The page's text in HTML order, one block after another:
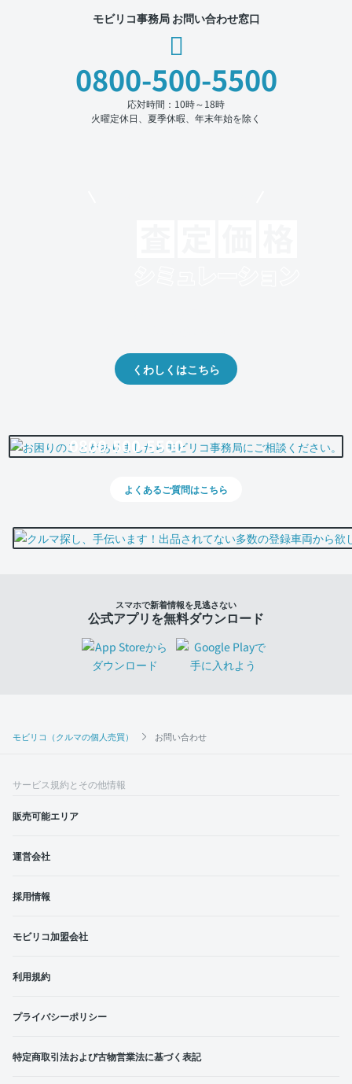
モビリコ（クルマの個人売買） お問い合わせ
モビリコ事務局 お問い合わせ窓口
0800-500-5500
応対時間：10時～18時
火曜定休日、夏季休暇、年末年始を除く
くわしくはこちら
0800-500-5500
よくあるご質問はこちら
スマホで新着情報を見逃さない
公式アプリを無料ダウンロード
サービス規約とその他情報
販売可能エリア
運営会社
採用情報
モビリコ加盟会社
利用規約
プライバシーポリシー
特定商取引法および古物営業法に基づく表記